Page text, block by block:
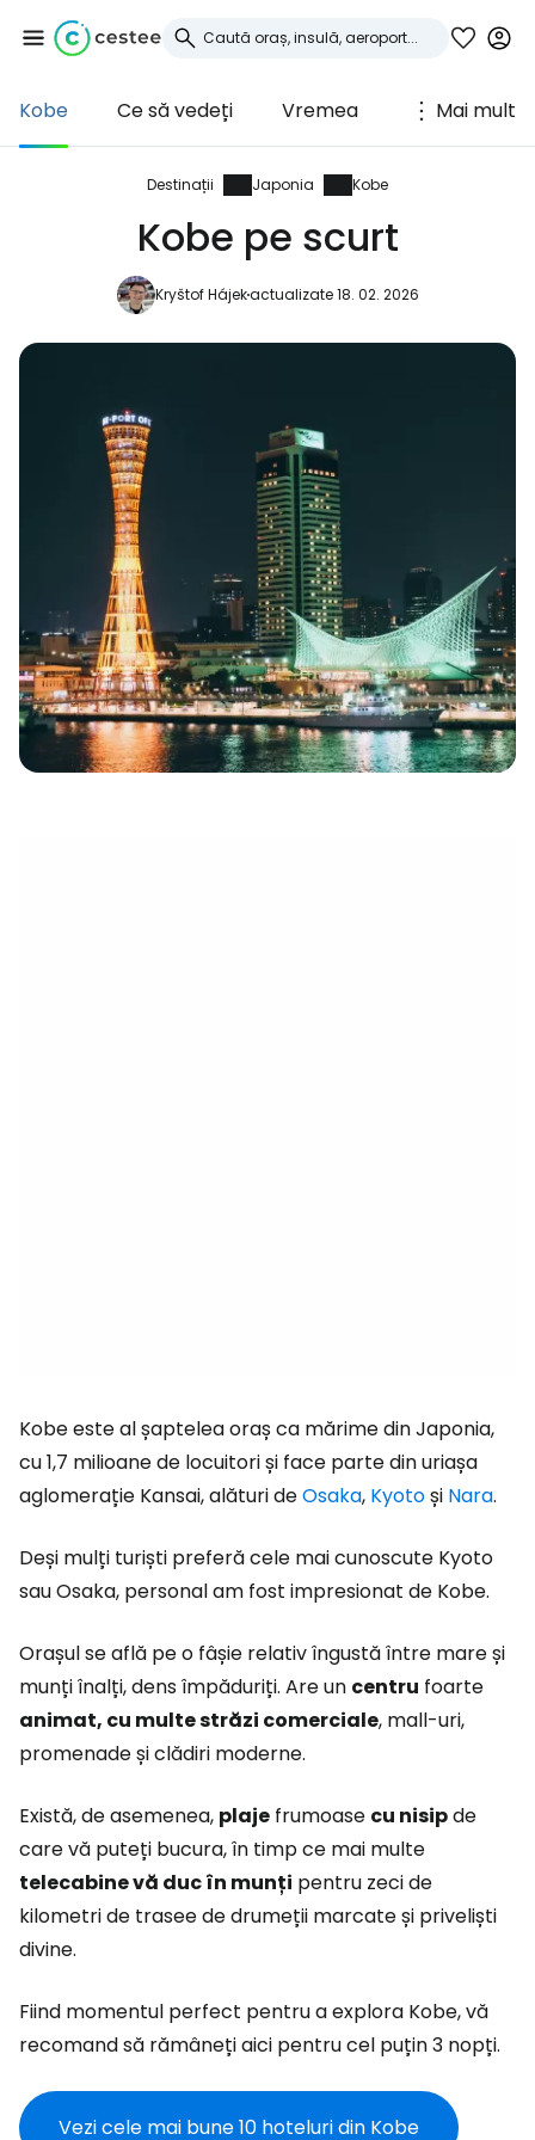
Kobe Ce să vedeți Vremea Mai mult
Destinații Japonia Kobe
Kobe pe scurt
Kryštof Hájekactualizate 18. 02. 2026
Kobe este al șaptelea oraș ca mărime din Japonia,
cu 1,7 milioane de locuitori și face parte din uriașa
aglomerație Kansai, alături deOsaka, Kyotoși Nara.
Deși mulți turiști preferă cele mai cunoscute Kyoto
sau Osaka, personal am fost impresionat de Kobe.
Orașul se află pe o fâșie relativ îngustă între mare și
munți înalți, dens împăduriți. Are un centru foarte
animat, cu multe străzi comerciale, mall-uri,
promenade și clădiri moderne.
Există, de asemenea, plaje frumoase cu nisipde
care vă puteți bucura, în timp ce mai multe
telecabine vă duc în munți pentru zeci de
kilometri de trasee de drumeții marcate și priveliști
divine.
Fiind momentul perfect pentru a explora Kobe, vă
recomand să rămâneți aici pentru cel puțin 3 nopți.
Vezi cele mai bune 10 hoteluri din Kobe
Conectați-vă la
Cestee
... comunitatea mondială a călătorilor
Continuați cu Facebook
Continuați cu e-mailul